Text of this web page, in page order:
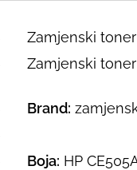
Zamjenski
Zamjenski
Brand:
Boja: HP